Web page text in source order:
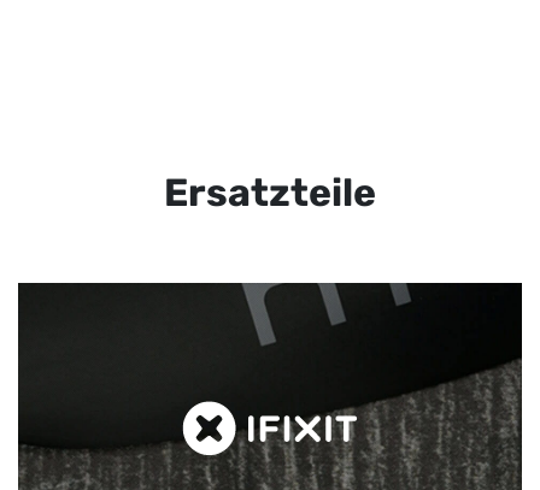
Ersatzteile